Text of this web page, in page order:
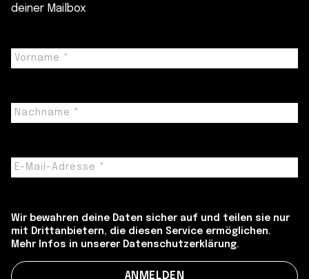
deiner Mailbox
Wir bewahren deine Daten sicher auf und teilen sie nur
mit Drittanbietern, die diesen Service ermöglichen.
Mehr Infos in unserer Datenschutzerklärung.